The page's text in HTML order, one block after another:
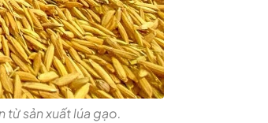
từ sản xuất lúa gạo.